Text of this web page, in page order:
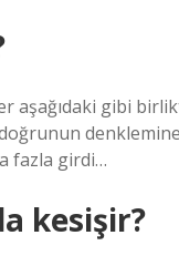
aşağıdaki gibi
fazla girdi…
kesişir?